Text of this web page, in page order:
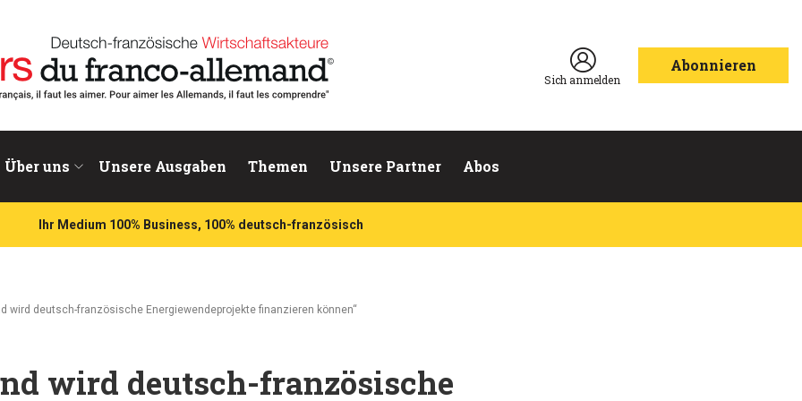
Sich anmelden
Abonnieren
Über uns Unsere Ausgaben Themen Unsere Partner Abos
Ihr Medium 100% Business, 100% deutsch-französisch
wird deutsch-französische Energiewendeprojekte finanzieren können“
wird deutsch-französische